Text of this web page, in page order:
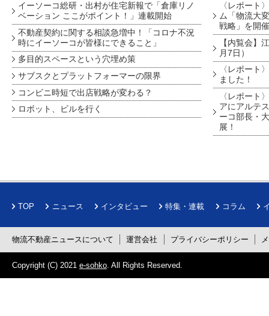
イーソーコ総研・出村が住宅新報で「倉庫リノ
ベーション ここがポイント！」連載開始
不動産契約に関する相談急増中！「コロナ不況
時にイーソーコが皆様にできること」
多目的スペースという穴埋め策
サブスクとプラットフォーマーの限界
コンビニ時短で出店戦略が変わる？
ロボット、ビルを行く
〈レポート
ム「物流大
戦略」を開
【内覧会】
月7日）
〈レポート
ました！
〈レポート
アにアルテ
ーコ部長・
展！
TOP ニュース インタビュー 特集・連載 コラム
物流不動産ニュースについて 運営会社 プライバシーポリシー
Copyright (C) 2021 e-sohko. All Rights Reserved.